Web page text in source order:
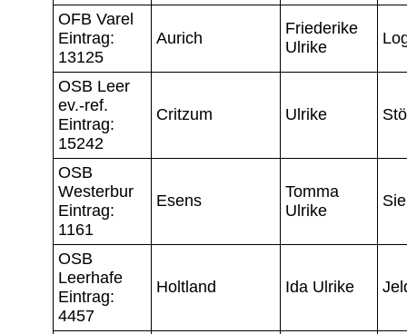
OFB Varel
Eintrag:
13125
Aurich
Friederike
Ulrike
OSB Leer
ev.-ref.
Eintrag:
15242
Critzum Ulrike
OSB
Westerbur
Eintrag:
1161
Esens
Tomma
Ulrike
OSB
Leerhafe
Eintrag:
4457
Holtland Ida Ulrike